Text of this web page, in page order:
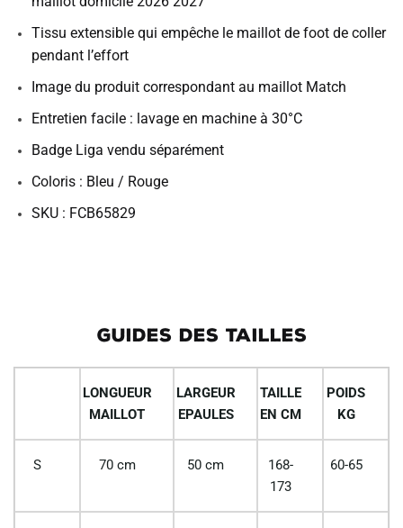
Tissu extensible qui empêche le maillot de foot de coller
pendant l’effort
Image du produit correspondant au maillot Match
Entretien facile : lavage en machine à 30°C
Badge Liga vendu séparément
Coloris : Bleu / Rouge
SKU : FCB65829
GUIDES DES TAILLES
LONGUEUR
MAILLOT
LARGEUR
EPAULES
TAILLE
EN CM
POIDS
KG
S 70 cm 50 cm
168-
173
60-65